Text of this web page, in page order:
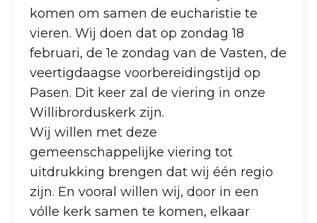
komen om samen de eucharistie te
vieren. Wij doen dat op zondag 18
februari, de 1e zondag van de Vasten, de
veertigdaagse voorbereidingstijd op
Pasen. Dit keer zal de viering in onze
Willibrorduskerk zijn.
Wij willen met deze
gemeenschappelijke viering tot
uitdrukking brengen dat wij één regio
zijn. En vooral willen wij, door in een
vólle kerk samen te komen, elkaar